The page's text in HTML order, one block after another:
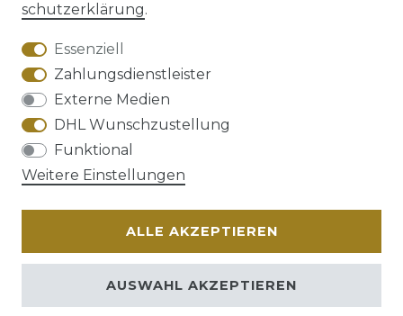
AGB Barrierefreiheitserklärung
Widerrufs­recht
schutz­erklärung.
Essenziell
Zahlungsdienstleister
Externe Medien
DHL Wunschzustellung
Funktional
Weitere Einstellungen
ALLE AKZEPTIEREN
AUSWAHL AKZEPTIEREN